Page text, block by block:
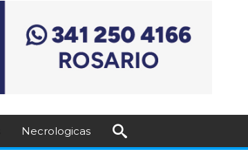
Necrologicas